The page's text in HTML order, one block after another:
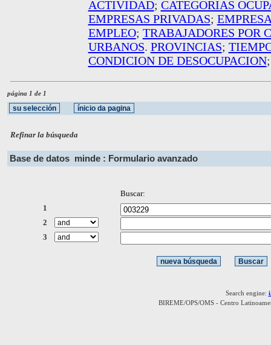
ACTIVIDAD; CATEGORIAS
EMPRESAS PRIVADAS;
EMPLEO; TRABAJADORES POR
URBANOS. PROVINCIAS;
CONDICION DE DESOCUPACION
página 1 de 1
Refinar la búsqueda
Base de datos minde : Formulario avanzado
Buscar:
1
2
3
Search engine:
BIREME/OPS/OMS - Centro